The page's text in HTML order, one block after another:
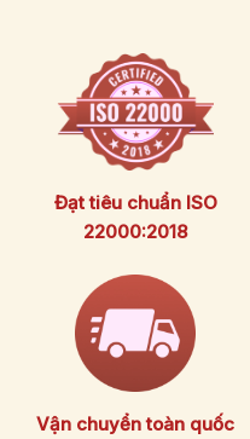
Đạt tiêu chuẩn ISO
22000:2018
Vận chuyển toàn quốc